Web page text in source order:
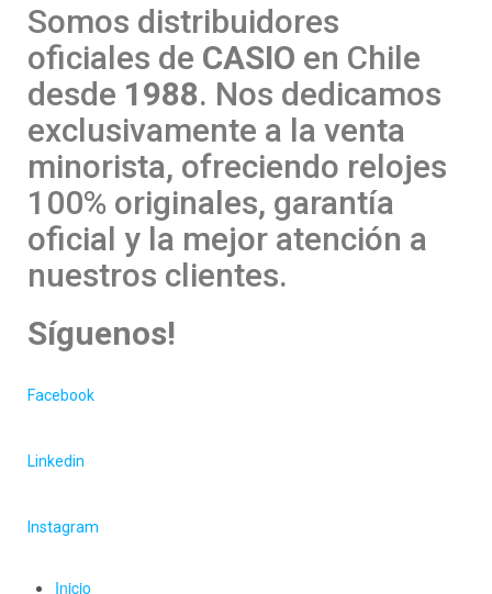
Somos distribuidores
oficiales de CASIO en Chile
desde 1988. Nos dedicamos
exclusivamente a la venta
minorista, ofreciendo relojes
100% originales, garantía
oficial y la mejor atención a
nuestros clientes.
Síguenos!
Facebook
Linkedin
Instagram
Inicio